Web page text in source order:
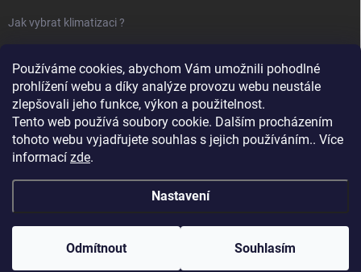
Používáme cookies, abychom Vám umožnili pohodlné
prohlížení webu a díky analýze provozu webu neustále
zlepšovali jeho funkce, výkon a použitelnost.
Tento web používá soubory cookie. Dalším procházením
tohoto webu vyjadřujete souhlas s jejich používáním.. Více
informací zde.
Nastavení
Odmítnout Souhlasím
Jak vybrat klimatizaci ?
Jak určit potřebný výkon klimatizace ?
Sestavování Multi-Split systémů
Samsung - Wind Free klimatizace - specialovaný web
Vytvořil Shoptet
Copyright 2026Baxx.cz. Všechna práva vyhrazena.Upravit nastavení